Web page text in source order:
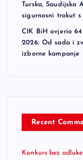
Turska, Saudijska
sigurnosni trokut s
CIK BiH ovjerio
2026: Od sada i
izborne kampanje
Recent
Konkurs bez